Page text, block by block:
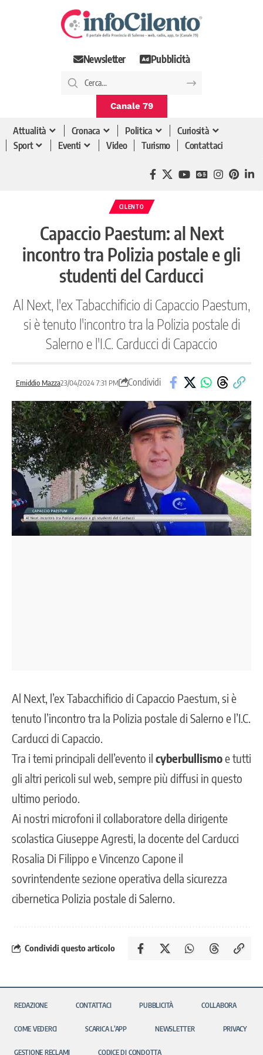
Newsletter Pubblicità
Canale 79
Attualità Cronaca Politica
Curiosità
Sport
Eventi Video Turismo Contattaci
CILENTO
Capaccio Paestum: al Next
incontro tra Polizia postale e gli
studenti del Carducci
Al Next, l'ex Tabacchificio di Capaccio Paestum,
si è tenuto l'incontro tra la Polizia postale di
Salerno e l'I.C. Carducci di Capaccio
Emiddio Mazza23/04/2024 7:31 PM Condividi
Al Next, l’ex Tabacchificio di Capaccio Paestum , si è
tenuto l’incontro tra la Polizia postale di Salerno e l’I.C.
Carducci di Capaccio.
Tra i temi principali dell’evento il cyberbullismoe tutti
gli altri pericoli sul web, sempre più diffusi in questo
ultimo periodo.
Ai nostri microfoni il collaboratore della dirigente
scolastica Giuseppe Agresti, la docente del Carducci
Rosalia Di Filippo e Vincenzo Capone il
sovrintendente sezione operativa della sicurezza
cibernetica Polizia postaledi Salerno.
Condividi questo articolo
REDAZIONE CONTATTACI PUBBLICITÀ COLLABORA
COME VEDERCI SCARICA L’APP NEWSLETTER PRIVACY
GESTIONE RECLAMI CODICE DI CONDOTTA